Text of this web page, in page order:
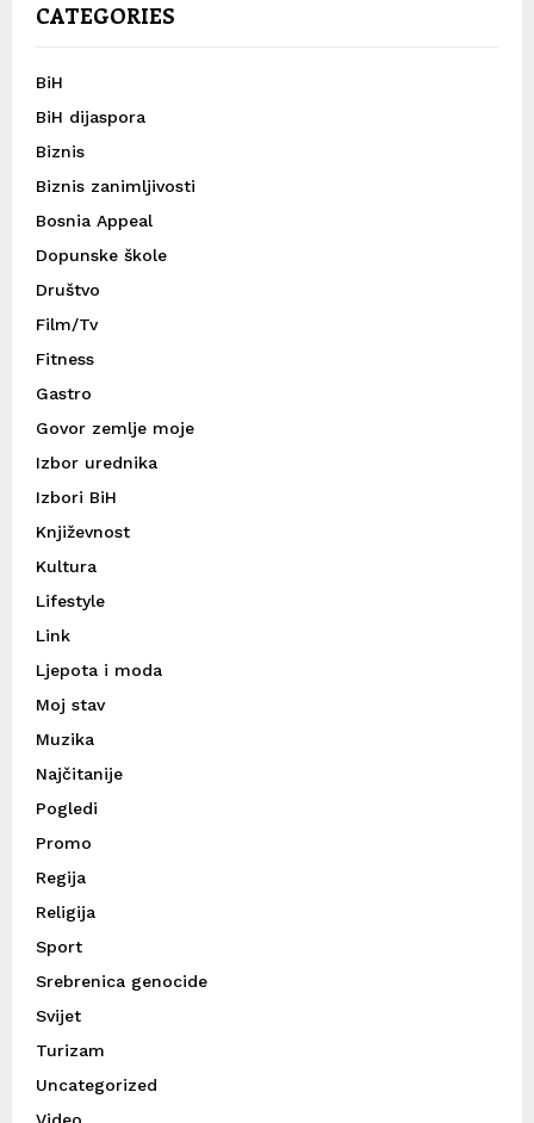
CATEGORIES
BiH
BiH dijaspora
Biznis
Biznis zanimljivosti
Bosnia Appeal
Dopunske škole
Društvo
Film/Tv
Fitness
Gastro
Govor zemlje moje
Izbor urednika
Izbori BiH
Književnost
Kultura
Lifestyle
Link
Ljepota i moda
Moj stav
Muzika
Najčitanije
Pogledi
Promo
Regija
Religija
Sport
Srebrenica genocide
Svijet
Turizam
Uncategorized